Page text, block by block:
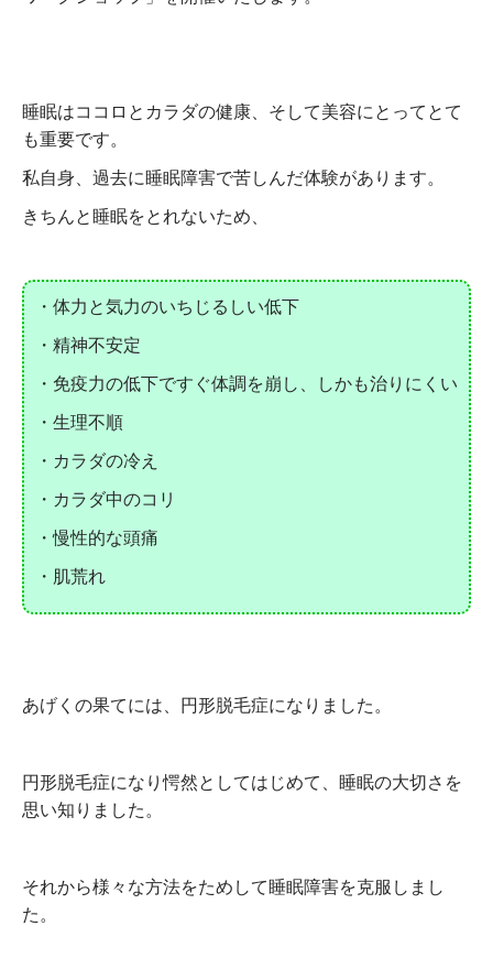
睡眠はココロとカラダの健康、そして美容にとってとて
も重要です。
私自身、過去に睡眠障害で苦しんだ体験があります。
きちんと睡眠をとれないため、
・体力と気力のいちじるしい低下
・精神不安定
・免疫力の低下ですぐ体調を崩し、しかも治りにくい
・生理不順
・カラダの冷え
・カラダ中のコリ
・慢性的な頭痛
・肌荒れ
あげくの果てには、円形脱毛症になりました。
円形脱毛症になり愕然としてはじめて、睡眠の大切さを
思い知りました。
それから様々な方法をためして睡眠障害を克服しまし
た。